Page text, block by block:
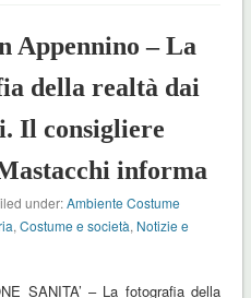
Appennino – La
della realtà dai
Il consigliere
informa
under:Ambiente Costume
,Costume e società, Notizie e
SANITA’ – La fotografia della